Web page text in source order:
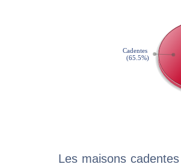
Les maisons